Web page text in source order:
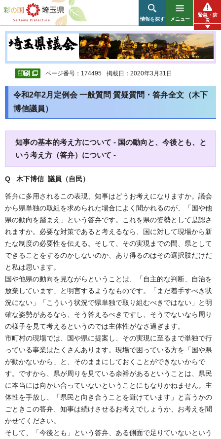
彩の国 埼玉県
情報を探す メニュー
緊急・防
災
ページ番号：174495 掲載日：2020年3月31日
令和2年2月定例会 一般質問 質疑質問・答弁全文（木下
博信議員）
知事の基本的考え方について - 国の動向と、今後とも、と
いう考え方（答弁）について -
Q 木下博信 議員（自民）
答弁に多用されるこの表現、知事はどうお考えになりますか。議会
から県単独の取組を求められた場合によく聞かれるのが、「国や他
県の動向を踏まえ」という答弁です。これを県の姿勢として是認さ
れますか。必要な対策であると考えるなら、国に対して現場から新
たな制度の必要性を伝える。そして、その実現までの間、県として
できることをするのかしないのか、あり得るのはその選択肢だけだ
と私は思います。
国や他県の動向を見ながらということは、「自主的な判断、自治を
放棄しています」と明言するようなものです。「まだ着手すべき状
況にない」「こういう状況で県単独で取り組むべきではない」と明
確な姿勢があるなら、そう答えるべきですし、そうでないなら周り
の様子を見て考えるというのでは主体性がなさ過ぎます。
市町村の現場では、国や県に提案し、その実現に至るまで単独で行
っている事業はたくさんあります。現場で困っている方を「国や県
が動かないから」と、そのままにしておくことができないからで
す。ですから、県が周りを見ている余裕があるということは、県民
に本当には向かい合っていないということにもなりかねません。主
体性を手放し、「県民と向き合うことを避けています」と言うかの
ごときこの答弁、知事は続けさせるお考えでしょうか、お考えを聞
かせてください。
そして、「今後とも」という答弁、ある側面で足りていないという